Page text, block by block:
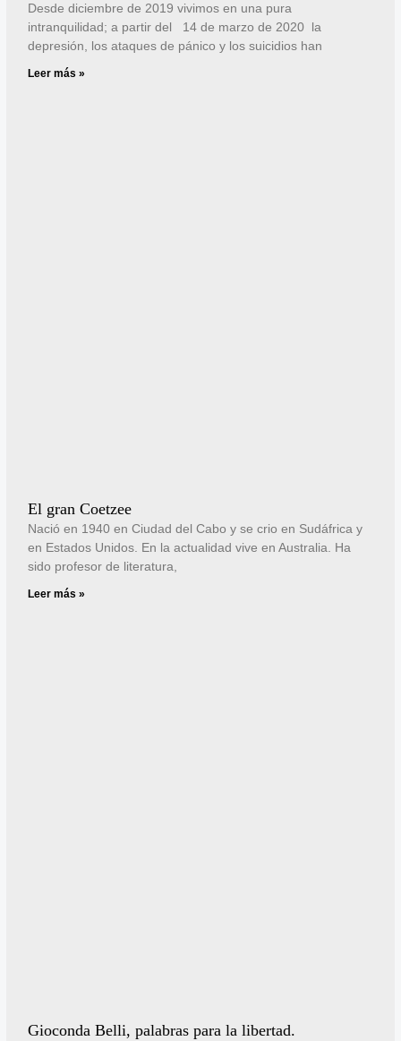
Desde diciembre de 2019 vivimos en una pura
intranquilidad; a partir del 14 de marzo de 2020 la
depresión, los ataques de pánico y los suicidios han
Leer más »
El gran Coetzee
Nació en 1940 en Ciudad del Cabo y se crio en Sudáfrica y
en Estados Unidos. En la actualidad vive en Australia. Ha
sido profesor de literatura,
Leer más »
Gioconda Belli, palabras para la libertad.